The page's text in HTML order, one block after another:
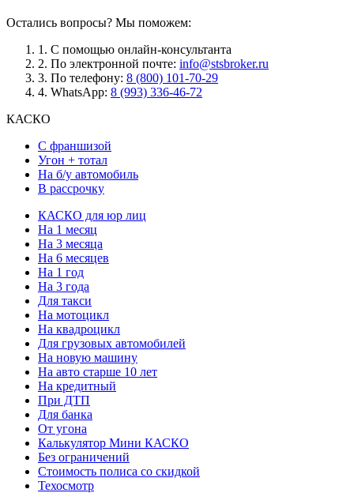
Остались вопросы? Мы поможем:
1. С помощью онлайн-консультанта
2. По электронной почте: info@stsbroker.ru
3. По телефону: 8 (800) 101-70-29
4. WhatsApp: 8 (993) 336-46-72
КАСКО
С франшизой
Угон + тотал
На б/у автомобиль
В рассрочку
КАСКО для юр лиц
На 1 месяц
На 3 месяца
На 6 месяцев
На 1 год
На 3 года
Для такси
На мотоцикл
На квадроцикл
Для грузовых автомобилей
На новую машину
На авто старше 10 лет
На кредитный
При ДТП
Для банка
От угона
Калькулятор Мини КАСКО
Без ограничений
Стоимость полиса со скидкой
Техосмотр